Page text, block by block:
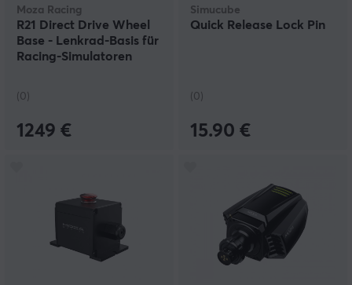
Moza Racing
R21 Direct Drive Wheel
Base - Lenkrad-Basis für
Racing-Simulatoren
(0)
1249 €
Simucube
Quick Release Lock Pin
(0)
15.90 €